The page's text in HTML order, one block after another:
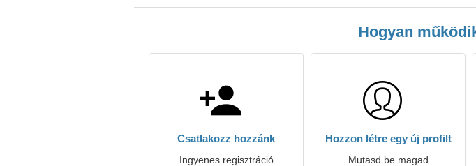
Hogyan
Csatlakozz hozzánk
Ingyenes regisztráció
Hozzon létre egy új profilt
Mutasd be magad